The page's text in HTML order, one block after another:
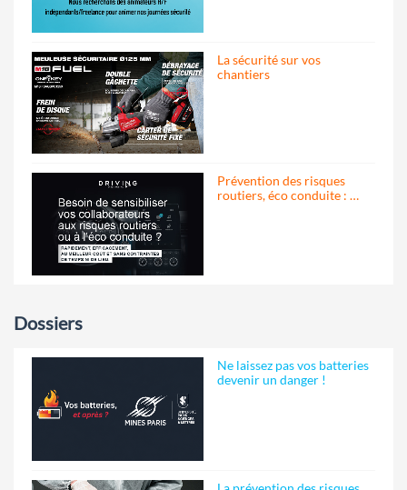
La sécurité sur vos
chantiers
Prévention des risques
routiers, éco conduite : …
Dossiers
Ne laissez pas vos batteries
devenir un danger !